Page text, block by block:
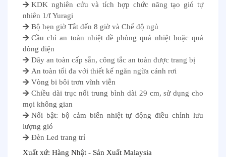
KDK nghiên cứu và tích hợp chức năng tạo gió tự
nhiên 1/f Yuragi
Bộ hẹn giờ Tắt đến 8 giờ và Chế độ ngủ
Cầu chì an toàn nhiệt đề phòng quá nhiệt hoặc quá
dòng điện
Dây an toàn cấp sẵn, công tắc an toàn được trang bị
An toàn tối đa với thiết kế ngăn ngừa cánh rơi
Vòng bi bôi trơn vĩnh viễn
Chiều dài trục nối trung bình dài 29 cm, sử dụng cho
mọi không gian
Nổi bật: bộ cảm biến nhiệt tự động điều chỉnh lưu
lượng gió
Đèn Led trang trí
Xuất xứ: Hàng Nhật - Sản Xuất Malaysia